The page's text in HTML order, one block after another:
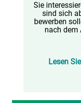
Sie
sind sich
bewerben
nach dem
Lesen